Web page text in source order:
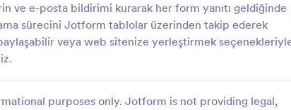
ve e-posta bildirimi kurarak her form yanıtı geldiğinde
sürecini Jotform tablolar üzerinden takip ederek
veya web sitenize yerleştirmek
purposes only. Jotform is not providing legal,
Kullan Şablon Kullan